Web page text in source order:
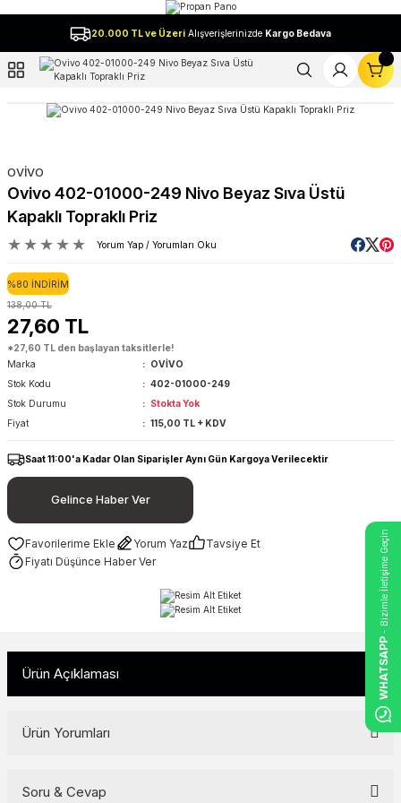
20.000 TL ve Üzeri Alışverişlerinizde Kargo Bedava
OVİVO
Ovivo 402-01000-249 Nivo Beyaz Sıva Üstü
Kapaklı Topraklı Priz
Yorum Yap / Yorumları Oku
%80 İNDİRİM
138,00 TL
27,60 TL
*27,60 TL den başlayan taksitlerle!
Marka
OVİVO
Stok Kodu
402-01000-249
Stok Durumu
Stokta Yok
Fiyat
115,00 TL + KDV
Saat 11:00'a Kadar Olan Siparişler Aynı Gün Kargoya Verilecektir
Gelince Haber Ver
Yorum Yaz
Tavsiye Et
Fiyatı Düşünce Haber Ver
Ürün Açıklaması
Ürün Yorumları
Soru & Cevap
WHATSAPP
- Bizimle İletişime Geçin